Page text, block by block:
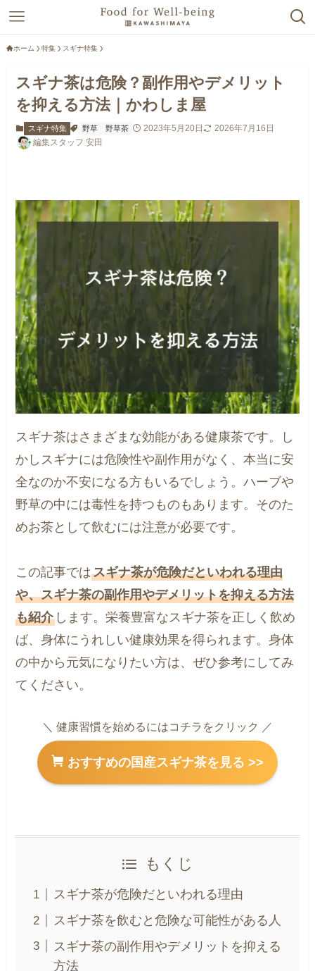
ホーム 特集 スギナ特集
スギナ茶は危険？副作用やデメリット
を抑える方法｜かわしま屋
スギナ特集 野草 野草茶 2023年5月20日
2026年7月16日
編集スタッフ 安田
スギナ茶はさまざまな効能がある健康茶です。し
かしスギナには危険性や副作用がなく、本当に安
全なのか不安になる方もいるでしょう。ハーブや
野草の中には毒性を持つものもあります。そのた
めお茶として飲むには注意が必要です。
この記事ではスギナ茶が危険だといわれる理由
や、スギナ茶の副作用やデメリットを抑える方法
も紹介 します。栄養豊富なスギナ茶を正しく飲め
ば、身体にうれしい健康効果を得られます。身体
の中から元気になりたい方は、ぜひ参考にしてみ
てください。
＼ 健康習慣を始めるにはコチラをクリック ／
おすすめの国産スギナ茶を見る >>
もくじ
スギナ茶が危険だといわれる理由
スギナ茶を飲むと危険な可能性がある人
スギナ茶の副作用やデメリットを抑える
方法